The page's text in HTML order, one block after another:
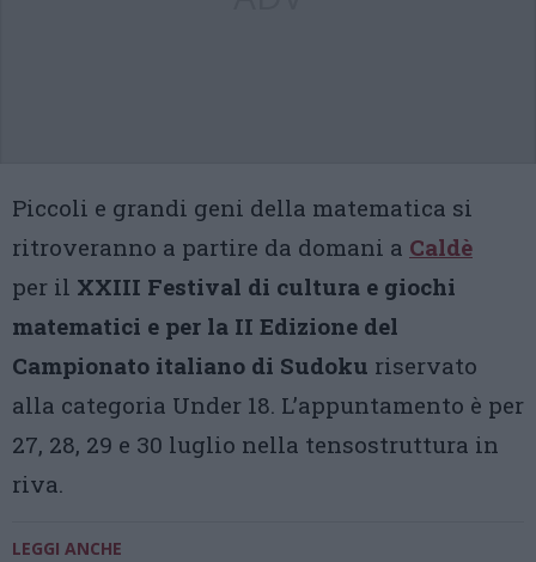
Piccoli e grandi geni della matematica si
ritroveranno a partire da domani a Caldè
per il XXIII Festival di cultura e giochi
matematici e per la II Edizione del
Campionato italiano di Sudoku riservato
alla categoria Under 18. L’appuntamento è per
27, 28, 29 e 30 luglio nella tensostruttura in
riva.
LEGGI ANCHE